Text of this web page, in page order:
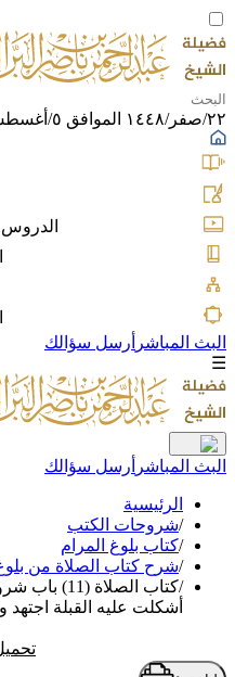
٢٢/صفر/١٤٤٨ الموافق ٥/أغسطس/٢٠٢٦
البث المباشر أرسل سؤالك
☰
البث المباشر أرسل سؤالك
الرئيسية
/شروحات الكتب
/كتاب بلوغ المرام
/شرح كتاب الصلاة من
/
كتاب الصلاة
أشكلت عليه القبلة